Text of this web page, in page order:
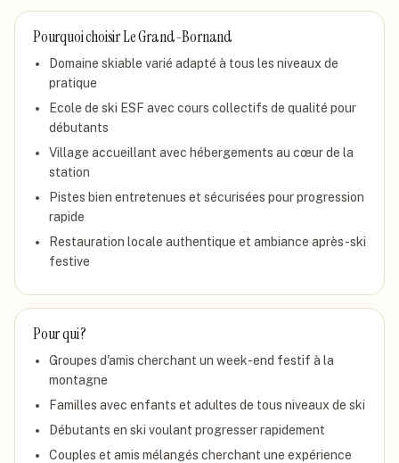
Pourquoi choisirLe Grand-Bornand
Domaine skiable varié adapté à tous les niveaux de
pratique
Ecole de ski ESF avec cours collectifs de qualité pour
débutants
Village accueillant avec hébergements au cœur de la
station
Pistes bien entretenues et sécurisées pour progression
rapide
Restauration locale authentique et ambiance après-ski
festive
Pour qui ?
Groupes d'amis cherchant un week-end festif à la
montagne
Familles avec enfants et adultes de tous niveaux de ski
Débutants en ski voulant progresser rapidement
Couples et amis mélangés cherchant une expérience